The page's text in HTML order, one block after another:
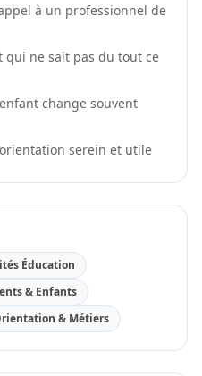
à un professionnel de
qui ne sait pas du tout ce
change souvent
serein et utile
Éducation
& Enfants
& Métiers